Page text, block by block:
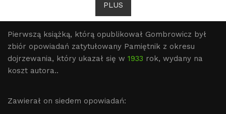
PLUS
Pierwszą książką, którą opublikował Gombrowicz był
zbiór opowiadań zatytułowany Pamiętnik z okresu
dojrzewania, który ukazał się w 1933 rok, wydany na
koszt autora..
Zawierał on siedem opowiadań: